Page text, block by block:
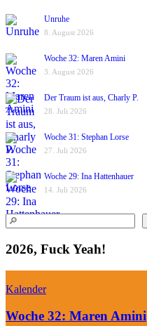
Unruhe
8. August 2026
Woche 32: Maren Amini
3. August 2026
Der Traum ist aus, Charly P.
28. Juli 2026
Woche 31: Stephan Lorse
27. Juli 2026
Woche 29: Ina Hattenhauer
14. Juli 2026
Suchen
2026, Fuck Yeah!
Kalender
Woche 32: Maren Amini